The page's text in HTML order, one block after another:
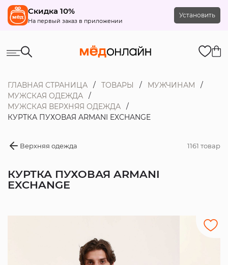
Скидка 10%
На первый заказ в приложении
Установить
ГЛАВНАЯ СТРАНИЦА ТОВАРЫ
МУЖЧИНАМ
МУЖСКАЯ ОДЕЖДА
МУЖСКАЯ ВЕРХНЯЯ ОДЕЖДА
КУРТКА ПУХОВАЯ ARMANI EXCHANGE
Верхняя одежда 1161 товар
КУРТКА ПУХОВАЯ ARMANI
EXCHANGE